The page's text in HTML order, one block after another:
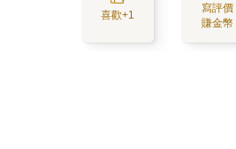
喜歡+1
寫評價
賺金幣